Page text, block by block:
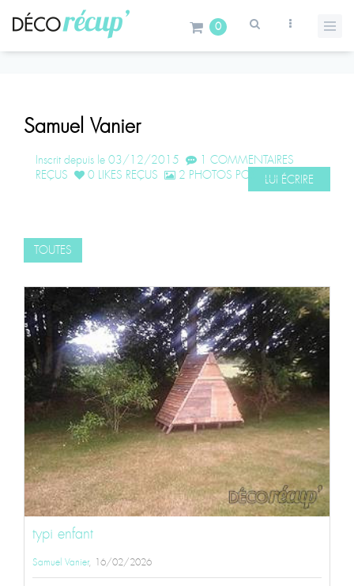
0
Samuel Vanier
Inscrit depuis le 03/12/2015
1 COMMENTAIRES
REÇUS
0 LIKES REÇUS 2 PHOTOS POSTÉESLUI ÉCRIRE
TOUTES
typi enfant
Samuel Vanier, 16/02/2026